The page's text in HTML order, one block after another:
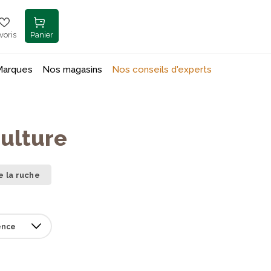
Panier
Nos magasins Nos conseils d'experts
la ruche